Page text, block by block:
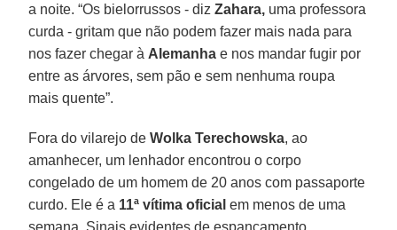
a noite. “Os bielorrussos - dizZahara, uma professora
curda - gritam que não podem fazer mais nada para
nos fazer chegar à Alemanha e nos mandar fugir por
entre as árvores, sem pão e sem nenhuma roupa
mais quente”.
Fora do vilarejo deWolka Terechowska, ao
amanhecer, um lenhador encontrou o corpo
congelado de um homem de 20 anos com passaporte
curdo. Ele é a 11ª vítima oficial em menos de uma
semana. Sinais evidentes de espancamento.